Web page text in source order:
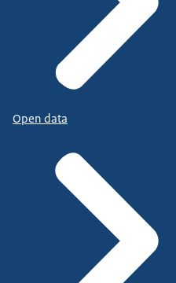
Open data